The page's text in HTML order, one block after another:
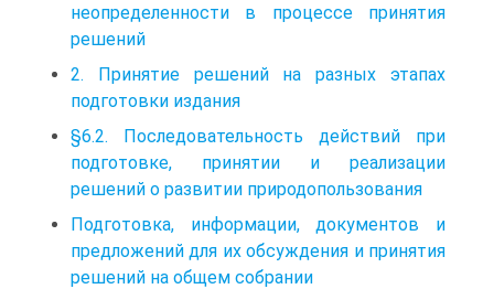
неопределенности в процессе принятия
решений
2. Принятие решений на разных этапах
подготовки издания
§6.2. Последовательность действий при
подготовке, принятии и реализации
решений о развитии природопользования
Подготовка, информации, документов и
предложений для их обсуждения и принятия
решений на общем собрании